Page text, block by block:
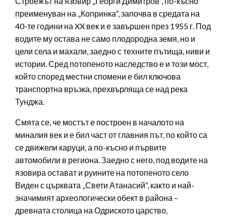
преименуван на „Копринка“, започва в средата на
40-те години на XX век и е завършен през 1955 г. Под
водите му остава не само плодородна земя, но и
цели села и махали, заедно с техните пътища, ниви и
истории. Сред потопеното наследство е и този мост,
който според местни спомени е бил ключова
транспортна връзка, прехвърляща се над река
Тунджа.
Смята се, че мостът е построен в началото на
миналия век и е бил част от главния път, по който са
се движели каруци, а по-късно и първите
автомобили в региона. Заедно с него, под водите на
язовира остават и руините на потопеното село
Виден с църквата „Свети Атанасий“, както и най-
значимият археологически обект в района –
древната столица на Одриското царство,